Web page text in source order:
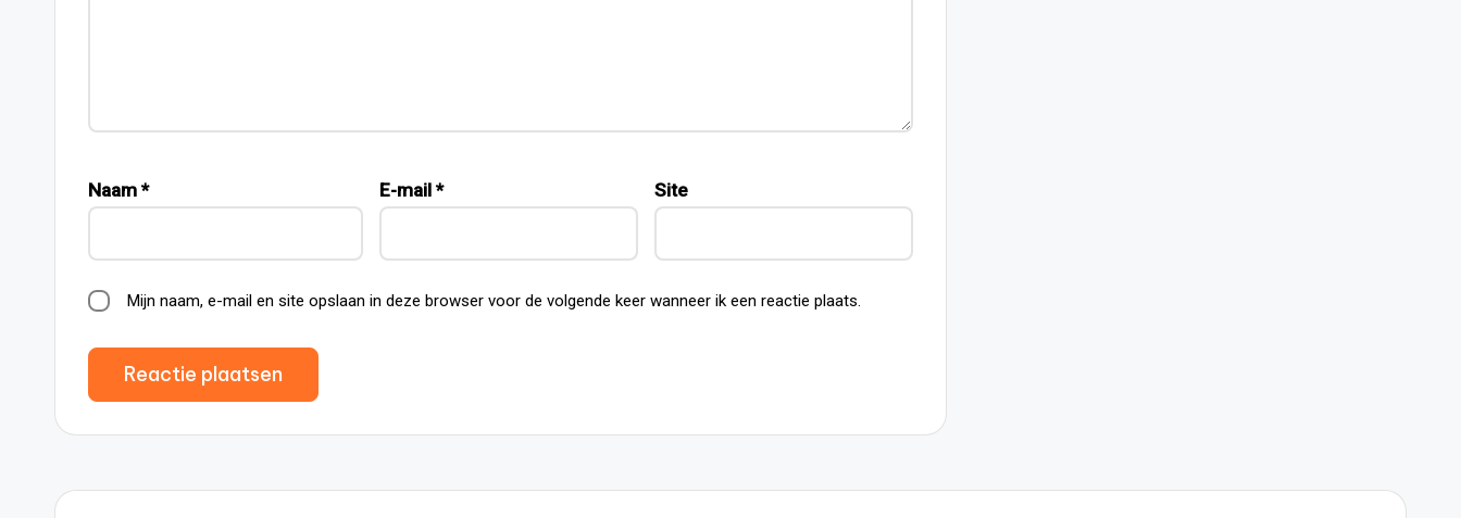
Naam * E-mail * Site
Mijn naam, e-mail en site opslaan in deze browser voor de volgende keer wanneer ik een reactie plaats.